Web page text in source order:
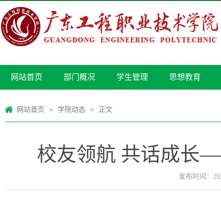
网站首页 部门概况 学生管理 思想教育
网站首页 > 学院动态 > 正文
校友领航 共话成长
发布时间：